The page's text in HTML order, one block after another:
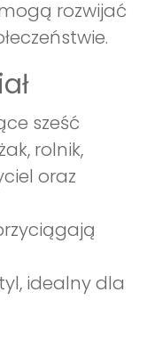
rozwijać
sześć
rolnik,
oraz
idealny dla